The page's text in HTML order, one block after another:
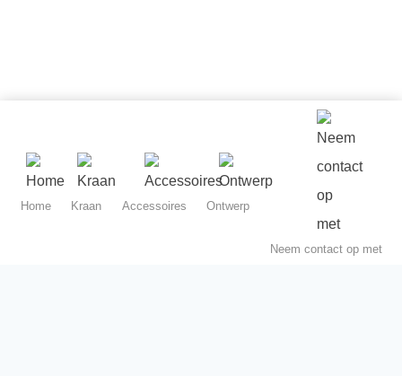
Home Kraan Accessoires Ontwerp
Neem contact op met